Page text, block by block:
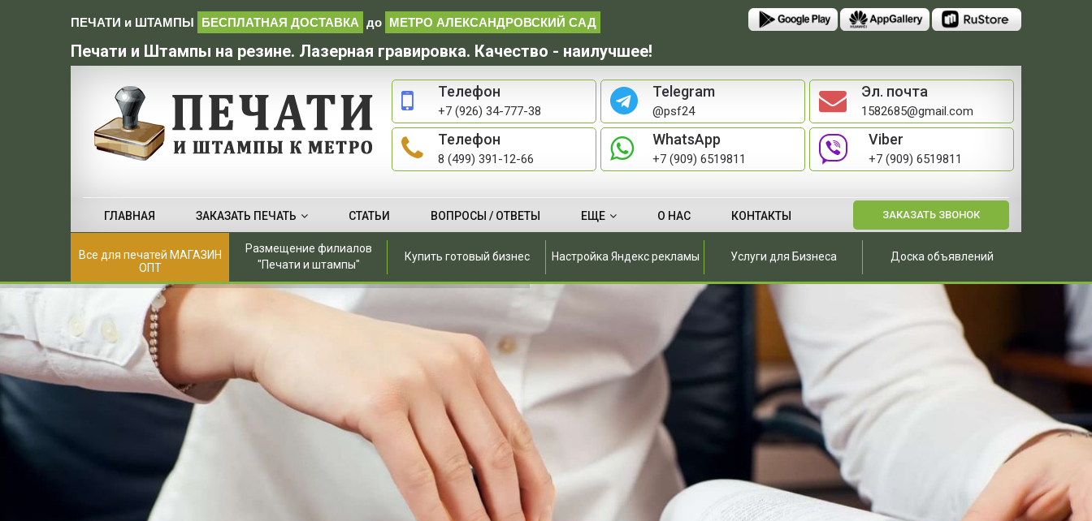
ПЕЧАТИ и ШТАМПЫ БЕСПЛАТНАЯ ДОСТАВКА до МЕТРО АЛЕКСАНДРОВСКИЙ САД
Печати и Штампы на резине. Лазерная гравировка. Качество - наилучшее!
Телефон
+7 (926) 34-777-38
Telegram
@psf24
Эл. почта
1582685@gmail.com
Телефон
8 (499) 391-12-66
WhatsApp
+7 (909) 6519811
Viber
+7 (909) 6519811
ЗАКАЗАТЬ ЗВОНОК
ГЛАВНАЯ ЗАКАЗАТЬ ПЕЧАТЬ СТАТЬИ ВОПРОСЫ / ОТВЕТЫ ЕЩЕ О НАС КОНТАКТЫ
Все для печатей МАГАЗИН
ОПТ
Размещение филиалов
"Печати и штампы"
Купить готовый бизнес Настройка Яндекс рекламы Услуги для Бизнеса Доска объявлений